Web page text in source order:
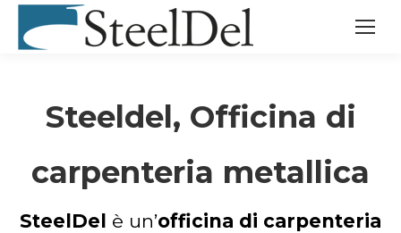
Steeldel, Officina di
carpenteria metallica
SteelDel è un’officina di carpenteria